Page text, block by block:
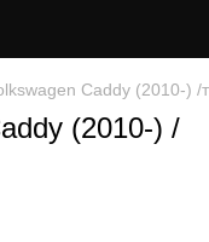
Caddy (2010-) /
(2010-) /